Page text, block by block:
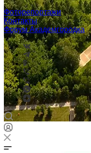
Фоторепортажи
Контакты
Форум Академгородка